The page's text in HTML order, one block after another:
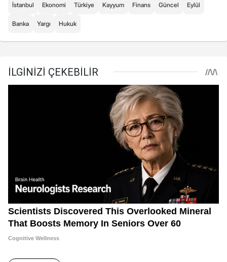
İstanbul Ekonomi Türkiye Kayyum Finans Güncel Eylül
Banka Yargı Hukuk